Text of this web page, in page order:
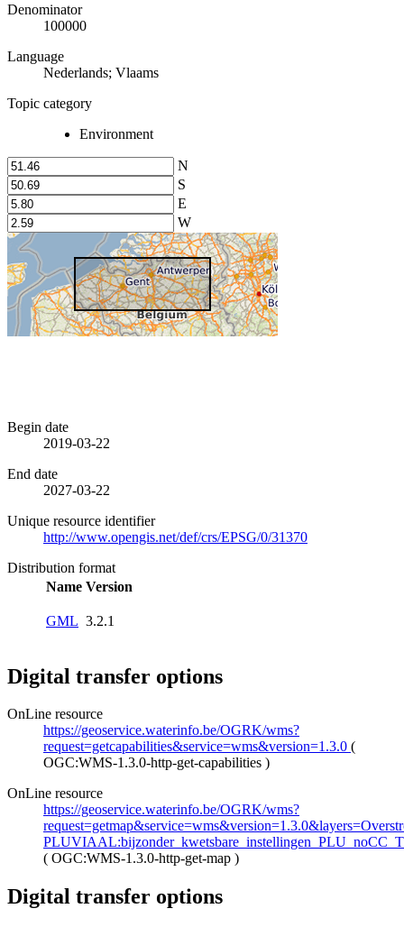
Denominator
100000
Language
Nederlands; Vlaams
Topic category
Environment
N
S
E
W
Begin date
2019-03-22
End date
2027-03-22
Unique resource identifier
http://www.opengis.net/def/crs/EPSG/0/31370
Distribution format
Name Version
GML 3.2.1
Digital transfer options
OnLine resource
https://geoservice.waterinfo.be/OGRK/wms?
request=getcapabilities&service=wms&version=1.3.0 (
OGC:WMS-1.3.0-http-get-capabilities )
OnLine resource
https://geoservice.waterinfo.be/OGRK/wms?
( OGC:WMS-1.3.0-http-get-map )
Digital transfer options